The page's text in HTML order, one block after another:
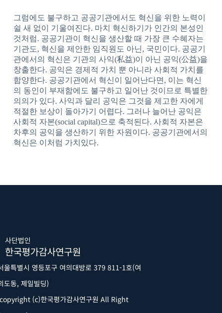
그럼에도 불구하고 공공기관에서도 혁신을 위한 노력이
쉴 새 없이 기울여진다. 마치 혁신하기가 인간의 본성인
것처럼. 공공기관이 혁신을 생산할 때 가장 큰 수혜자는
기관도, 혁신을 제안한 임직원도 아닌, 국민이다. 공공기
관에서의 혁신은 기관의 사익(私益)이 아닌 공익(公益)을
창출한다. 공익은 경제적 가치 뿐 아니라 사회적 가치를
함양한다. 공공기관에서 혁신이 일어난다면, 이는 혁신
의 동인이 부재함에도 불구하고 일어난 것이므로 특별한
의의가 있다. 사익과 달리 공익은 그것을 제고한 자에게
적절한 보상이 돌아가기 어렵다. 그러나 늘어난 공익은
사회적 자본(social capital)으로 축적된다. 사회적 자본은
차후의 공익을 생산하기 위한 자원이다. 공공기관에서의
혁신은 이처럼 가치있다.
사단법인
한국평가감사연구원
울특별시 영등포구 여의대방로 379 811-1호(여
도동, 제일빌딩)
(c)한국평가감사연구원 All Right